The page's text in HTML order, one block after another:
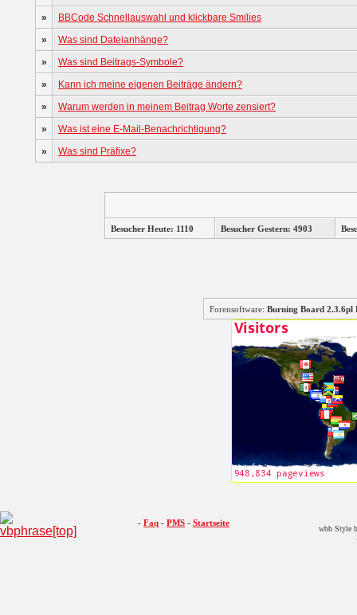
»
BBCode Schnellauswahl und klickbare Smilies
»
Was sind Dateianhänge?
»
Was sind Beitrags-Symbole?
»
Kann ich meine eigenen Beiträge ändern?
»
Warum werden in meinem Beitrag Worte zensiert?
»
Was ist eine E-Mail-Benachrichtigung?
»
Was sind Präfixe?
Besucher Heute: 1110 Besucher Gestern: 4903
Forensoftware: Burning Board
- Faq - PMS - Startseite
wbb Style